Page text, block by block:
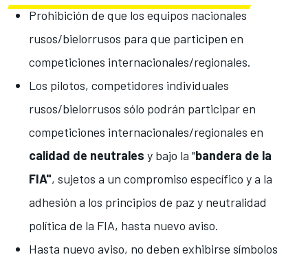
Prohibición de que los equipos nacionales
rusos/bielorrusos para que participen en
competiciones internacionales/regionales.
Los pilotos, competidores individuales
rusos/bielorrusos sólo podrán participar en
competiciones internacionales/regionales en
calidad de neutrales y bajo la "bandera de la
FIA", sujetos a un compromiso específico y a la
adhesión a los principios de paz y neutralidad
política de la FIA, hasta nuevo aviso.
Hasta nuevo aviso, no deben exhibirse símbolos